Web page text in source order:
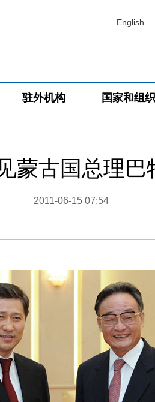
English
驻外机构 国家和组织
蒙古国总理巴
2011-06-15 07:54